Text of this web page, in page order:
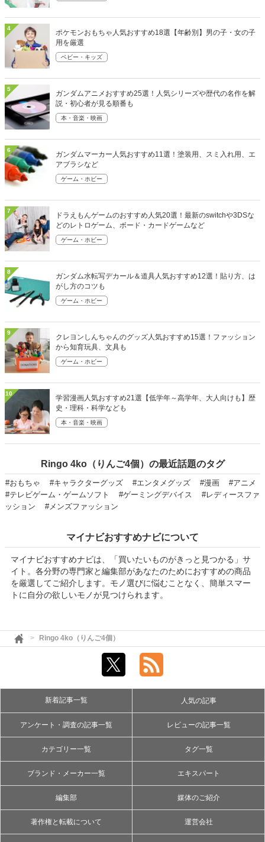
4
ポケモンおもちゃ人気おすすめ18選【年齢別】男の子・女の子
用を厳選
ベビー・キッズ
5
ガンダムアニメおすすめ25選！人気シリーズや歴代の名作を解
説・初心者が見る順番も
本・音楽・映画
6
ガンダムマーカー人気おすすめ11選！塗装用、スミ入れ用、エ
アブラシなど
ゲーム・ホビー
7
ドラえもんゲームのおすすめ人気20選！最新のswitchや3DSな
どのレトロゲーム、ボード・カードゲームなど
ゲーム・ホビー
8
ガンダム水転写デカール＆道具人気おすすめ12選！貼り方、は
がし方のコツも
ゲーム・ホビー
9
クレヨンしんちゃんのグッズ人気おすすめ15選！ファッション
から知育玩具、文具も
ゲーム・ホビー
10
学習漫画人気おすすめ21選【低学年～高学年、大人向けも】歴
史・理科・科学なども
本・音楽・映画
Ringo 4ko（りんご4個）の最近話題のタグ
#おもちゃ #キャラクターグッズ #エンタメグッズ #漫画
#アニメ
#テレビゲーム・ゲームソフト
#ゲーミングデバイス
#レディースファ
ッション
#メンズファッション
マイナビおすすめナビについて
マイナビおすすめナビは、「買いたいものがきっと見つかる」サ
イト。各分野の専門家と編集部があなたのためにおすすめの商品
を厳選してご紹介します。モノ選びに悩むことなく、簡単スマー
トに自分の欲しいモノが見つけられます。
Ringo 4ko（りんご4個）
新着記事一覧 人気の記事
アンケート・調査の記事一覧 レビューの記事一覧
カテゴリー一覧 タグ一覧
ブランド・メーカー一覧 エキスパート
編集部 媒体のご紹介
著作権と転載について 運営会社